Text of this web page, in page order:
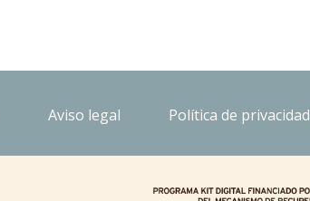
Aviso legal Política de privacidad